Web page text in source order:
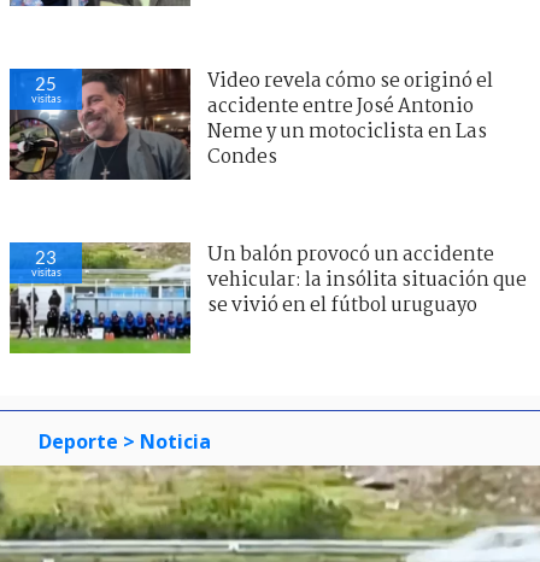
25
visitas
Video revela cómo se originó el
accidente entre José Antonio
Neme y un motociclista en Las
Condes
23
visitas
Un balón provocó un accidente
vehicular: la insólita situación que
se vivió en el fútbol uruguayo
Deporte > Noticia